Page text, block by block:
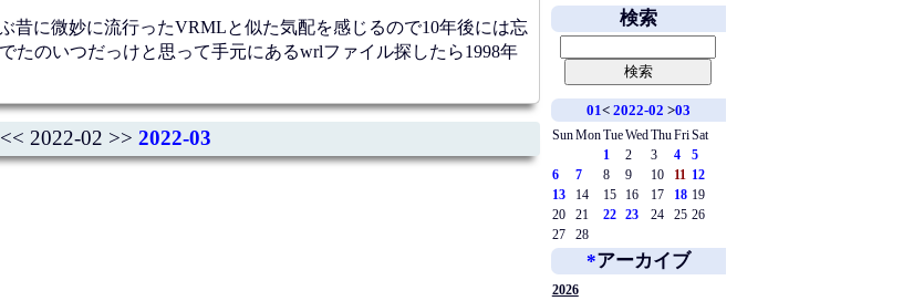
昔に微妙に流行ったVRMLと似た気配を感じるので10年後には忘
たのいつだっけと思って手元にあるwrlファイル探したら1998年
<< 2022-02 >> 2022-03
検索
01< 2022-02 >03
SunMonTueWed ThuFriSat
1
2 3 4
5
6
7 8 9 10 11
12
13
14 15 16 17 18 19
20
21 22 23 24 25 26
27
28
*アーカイブ
2026